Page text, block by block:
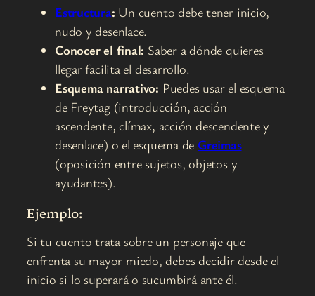
Estructura: Un cuento debe tener inicio,
nudo y desenlace.
Conocer el final: Saber a dónde quieres
llegar facilita el desarrollo.
Esquema narrativo: Puedes usar el esquema
de Freytag (introducción, acción
ascendente, clímax, acción descendente y
desenlace) o el esquema de Greimas
(oposición entre sujetos, objetos y
ayudantes).
Ejemplo:
Si tu cuento trata sobre un personaje que
enfrenta su mayor miedo, debes decidir desde el
inicio si lo superará o sucumbirá ante él.